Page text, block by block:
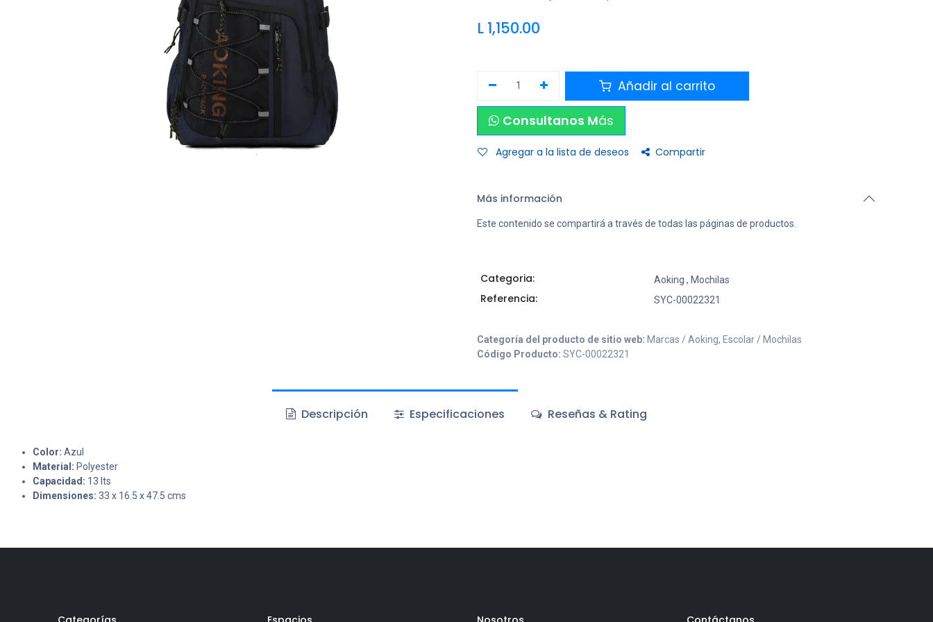
L 1,150.00
Añadir al carrito
Consultanos Más
Agregar a la lista de deseos Compartir
Más información
Este contenido se compartirá a través de todas las páginas de productos.
Categoria: Aoking , Mochilas
Referencia: SYC-00022321
Categoría del producto de sitio web: Marcas / Aoking, Escolar / Mochilas
Código Producto: SYC-00022321
Descripción Especificaciones Reseñas & Rating
Color: Azul
Material: Polyester
Capacidad: 13 lts
Dimensiones: 33 x 16.5 x 47.5 cms